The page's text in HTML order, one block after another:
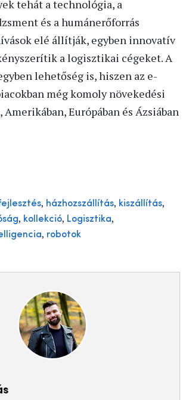
tehát a technológia, a
és a humánerőforrás
elé állítják, egyben innovatív
a logisztikai cégeket. A
lehetőség is, hiszen az e-
még komoly növekedési
Európában és Ázsiában
, házhozszállítás, kiszállítás,
, kollekció, Logisztika,
, robotok